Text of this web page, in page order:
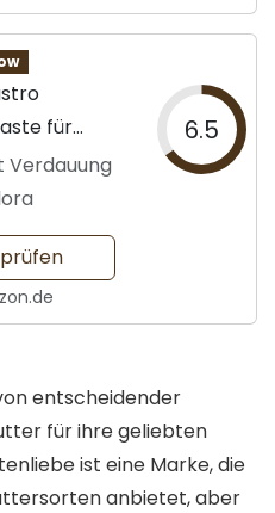
für
Verdauung
6.5
entscheidender
für ihre geliebten
ist eine Marke, die
anbietet, aber